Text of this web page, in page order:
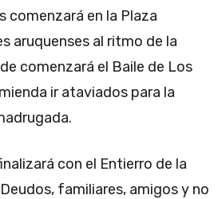
comenzará en la Plaza
aruquenses al ritmo de la
comenzará el Baile de Los
ir ataviados para la
con el Entierro de la
familiares, amigos y no